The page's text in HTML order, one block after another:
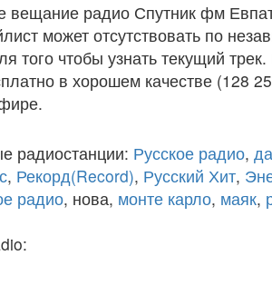
вещание радио Спутник фм
может отсутствовать по
того чтобы узнать текущий
в хорошем качестве (128
радиостанции: Русское радио,
, Рекорд(Record), Русский Хит,
радио, нова, монте карло, маяк,